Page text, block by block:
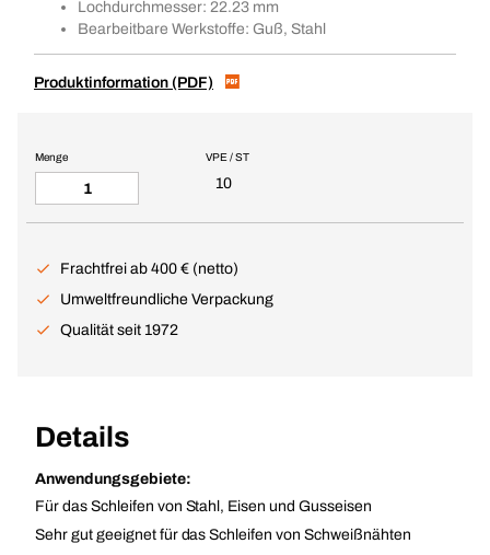
Lochdurchmesser: 22.23 mm
Bearbeitbare Werkstoffe: Guß, Stahl
Produktinformation (PDF)
VPE / ST
10
Menge
Frachtfrei ab 400 € (netto)
Umweltfreundliche Verpackung
Qualität seit 1972
Details
Anwendungsgebiete:
Für das Schleifen von Stahl, Eisen und Gusseisen
Sehr gut geeignet für das Schleifen von Schweißnähten